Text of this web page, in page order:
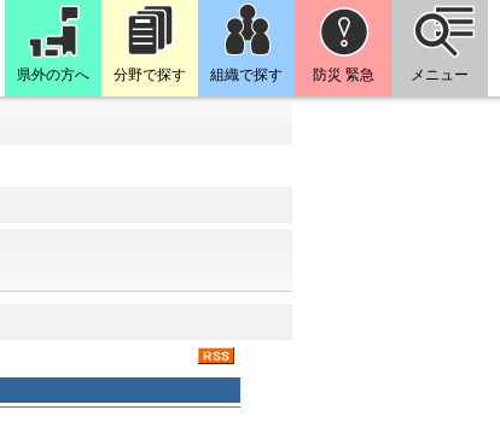
県外の方へ 分野で探す 組織で探す 防災 緊急 メニュー